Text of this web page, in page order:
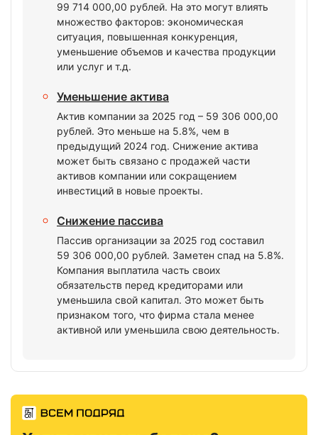
99 714 000,00 рублей. На это могут влиять
множество факторов: экономическая
ситуация, повышенная конкуренция,
уменьшение объемов и качества продукции
или услуг и т.д.
Уменьшение актива
Актив компании за 2025 год – 59 306 000,00
рублей. Это меньше на 5.8%, чем в
предыдущий 2024 год. Снижение актива
может быть связано с продажей части
активов компании или сокращением
инвестиций в новые проекты.
Снижение пассива
Пассив организации за 2025 год составил
59 306 000,00 рублей. Заметен спад на 5.8%.
Компания выплатила часть своих
обязательств перед кредиторами или
уменьшила свой капитал. Это может быть
признаком того, что фирма стала менее
активной или уменьшила свою деятельность.